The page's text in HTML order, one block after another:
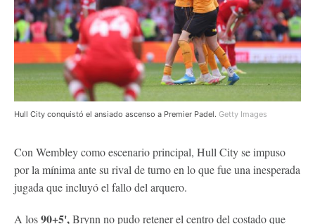
Hull City conquistó el ansiado ascenso a Premier Padel. Getty Images
Con Wembley como escenario principal, Hull City se impuso
por la mínima ante su rival de turno en lo que fue una inesperada
jugada que incluyó el fallo del arquero.
A los90+5',Brynn no pudo retener el centro del costado que